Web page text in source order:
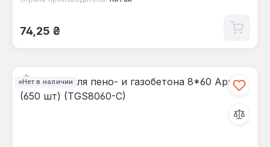
Обычная цена:
74,25 ₴
Нет в наличии